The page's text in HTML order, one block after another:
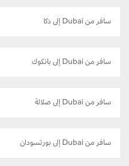
سافر من Dubai إلى دكا
سافر من Dubai إلى بانكوك
سافر من Dubai إلى صلالة
سافر من Dubai إلى بورتسودان